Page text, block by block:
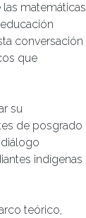
matemáticas
conversación
que
su
de posgrado
indígenas
teórico,